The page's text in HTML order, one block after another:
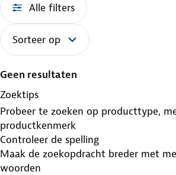
Alle filters
Sorteer op
Geen resultaten
Zoektips
Probeer te zoeken op producttype,
productkenmerk
Controleer de spelling
Maak de zoekopdracht breder met
woorden